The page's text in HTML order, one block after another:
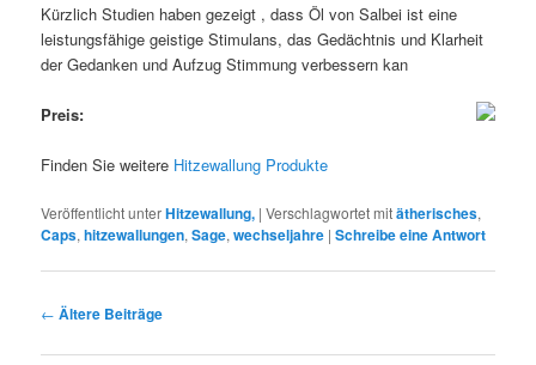
Kürzlich Studien haben gezeigt , dass Öl von Salbei ist eine
leistungsfähige geistige Stimulans, das Gedächtnis und Klarheit
der Gedanken und Aufzug Stimmung verbessern kan
Preis:
Finden Sie weitere Hitzewallung Produkte
Veröffentlicht unterHitzewallung, |Verschlagwortet mitätherisches,
Caps,hitzewallungen,Sage,wechseljahre |Schreibe eine Antwort
Beitrags-
← Ältere Beiträge